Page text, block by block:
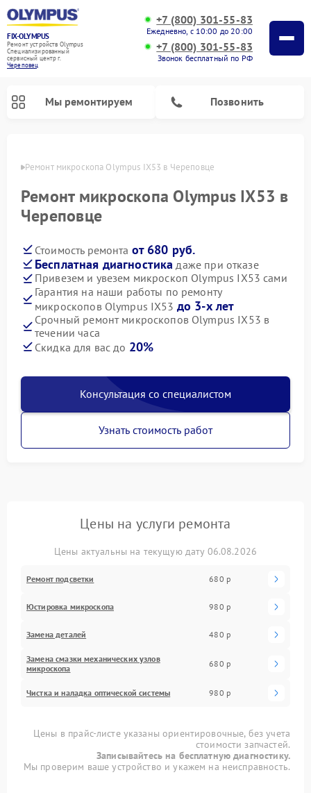
FIX-OLYMPUS
Ремонт устройств Olympus
Специализированный
cервисный центр г.
Череповец
+7 (800) 301-55-83
Ежедневно, с 10:00 до 20:00
+7 (800) 301-55-83
Звонок бесплатный по РФ
Мы ремонтируем Позвонить
Ремонт микроскопа Olympus IX53 в Череповце
Ремонт микроскопа Olympus IX53 в
Череповце
Стоимость ремонта от 680 руб.
Бесплатная диагностика даже при отказе
Привезем и увезем микроскоп Olympus IX53 сами
Гарантия на наши работы по ремонту
микроскопов Olympus IX53 до 3-х лет
Срочный ремонт микроскопов Olympus IX53 в
течении часа
Скидка для вас до 20%
Консультация со специалистом
Узнать стоимость работ
Цены на услуги ремонта
Цены актуальны на текущую дату 06.08.2026
Ремонт подсветки 680 р
Юстировка микроскопа 980 р
Замена деталей 480 р
Замена смазки механических узлов
микроскопа
680 р
Чистка и наладка оптической системы 980 р
Цены в прайс-листе указаны ориентировочные, без учета
стоимости запчастей.
Записывайтесь на бесплатную диагностику.
Мы проверим ваше устройство и укажем на неисправность.